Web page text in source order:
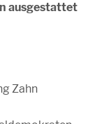
ausgestattet
Zahn